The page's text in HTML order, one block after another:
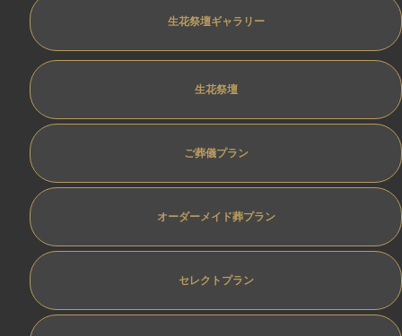
生花祭壇ギャラリー
生花祭壇
ご葬儀プラン
オーダーメイド葬プラン
セレクトプラン